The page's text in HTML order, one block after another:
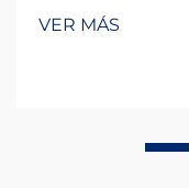
inigualables para
materiales. Sin
VER MÁS